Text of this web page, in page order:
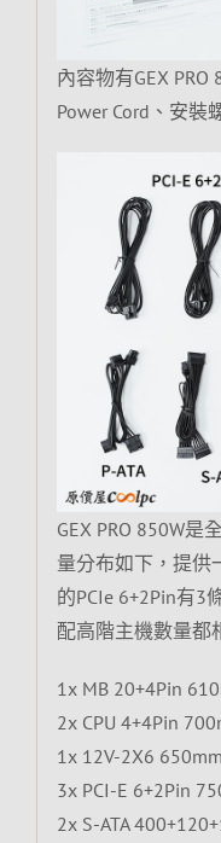
內容物有GEX
Power Cord、安裝
GEX PRO 850W
量分布如下，提供
的PCIe 6+2Pin有3
配高階主機數量都
1x MB 20+4Pin
2x CPU 4+4Pin
1x 12V-2X6 650mm
3x PCI-E 6+2Pin
2x S-ATA